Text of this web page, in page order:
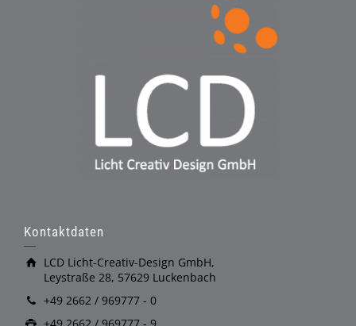
Kontaktdaten
LCD Licht-Creativ-Design GmbH,
Leystraße 28, 57629 Luckenbach
+49 2662 / 969777 - 0